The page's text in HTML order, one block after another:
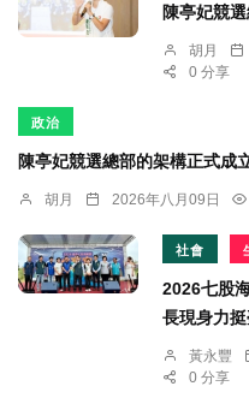
陳亭妃競
胡月
0 分享
政治
陳亭妃競選總部的架構正式成
胡月 2026年八月09日
社會
2026七股
長現身力
黃永豐
0 分享